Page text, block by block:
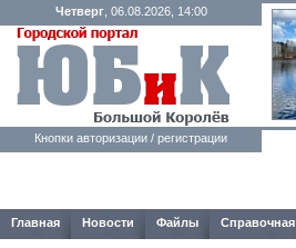
Четверг, 06.08.2026, 14:00
Кнопки авторизации / регистрации
Главная Новости Файлы Справочная